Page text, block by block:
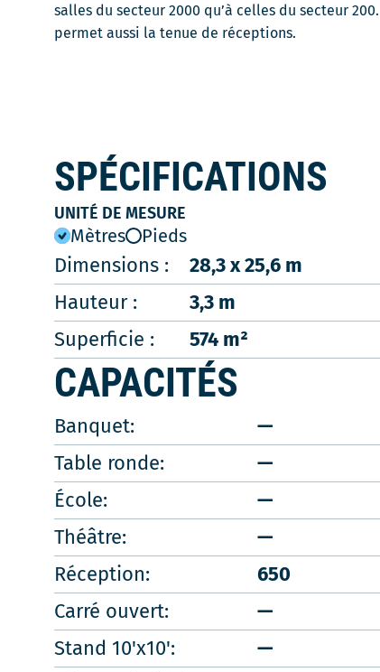
salles du secteur 2000 qu’à celles du secteur
permet aussi la tenue de réceptions.
SPÉCIFICATIONS
UNITÉ DE MESURE
Mètres Pieds
Dimensions :
28,3 x 25,6 m
Hauteur :
3,3 m
Superficie :
574 m²
CAPACITÉS
Banquet:
—
Table ronde:
—
École:
—
Théâtre:
—
Réception:
650
Carré ouvert:
—
Stand 10'x10':
—